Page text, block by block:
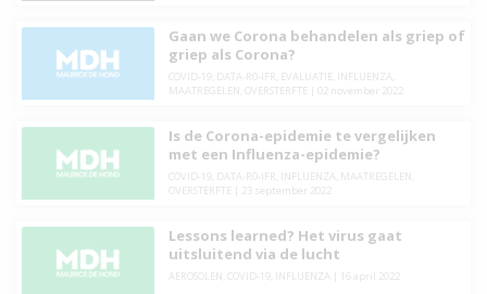
Gaan we Corona behandelen als griep of
griep als Corona?
COVID-19, DATA-R0-IFR EVALUATIE INFLUENZA
MAATREGELEN OVERSTERFTE 02 november 2022
Is de Corona-epidemie te vergelijken
met een Influenza-epidemie?
COVID-19, DATA-R0-IFR INFLUENZA MAATREGELEN
OVERSTERFTE
23 september 2022
Lessons learned? Het virus gaat
uitsluitend via de lucht
AEROSOLEN COVID-19, INFLUENZA 16 april 2022